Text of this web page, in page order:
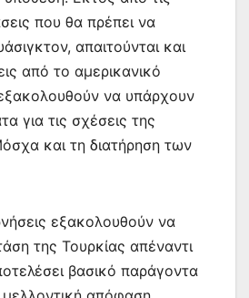
που θα πρέπει να
απαιτούνται και
από το αμερικανικό
να υπάρχουν
για τις σχέσεις της
και τη διατήρηση των
εξακολουθούν να
της Τουρκίας απέναντι
βασικό παράγοντα